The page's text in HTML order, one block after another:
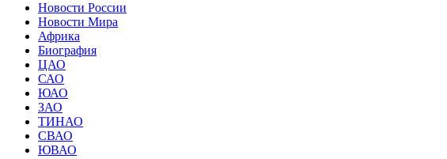
Новости России
Новости Мира
Африка
Биография
ЦАО
САО
ЮАО
ЗАО
ТИНАО
СВАО
ЮВАО